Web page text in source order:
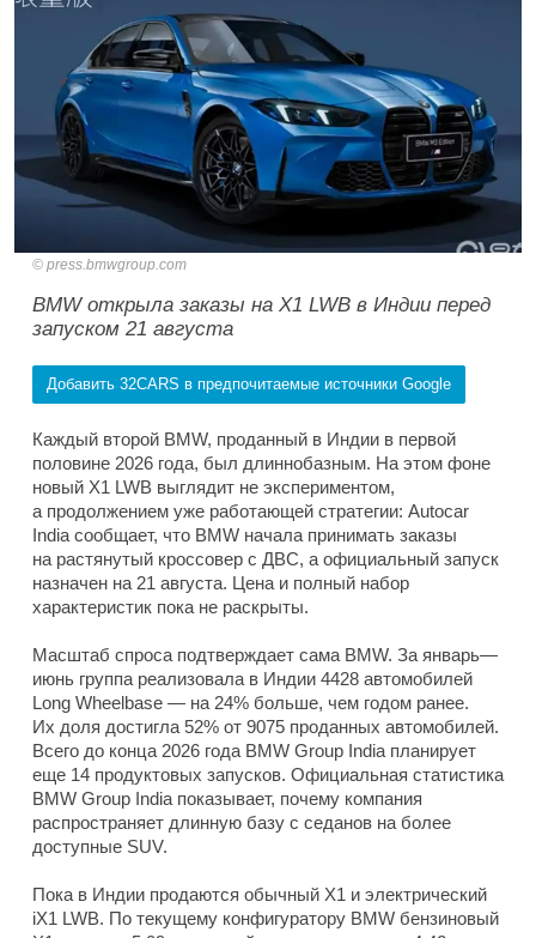
press.bmwgroup.com
BMW открыла заказы на X1 LWB в Индии перед
запуском 21 августа
Добавить 32CARS в предпочитаемые источники Google
Каждый второй BMW, проданный в Индии в первой
половине 2026 года, был длиннобазным. На этом фоне
новый X1 LWB выглядит не экспериментом,
а продолжением уже работающей стратегии: Autocar
India сообщает, что BMW начала принимать заказы
на растянутый кроссовер с ДВС, а официальный запуск
назначен на 21 августа. Цена и полный набор
характеристик пока не раскрыты.
Масштаб спроса подтверждает сама BMW. За январь—
июнь группа реализовала в Индии 4428 автомобилей
Long Wheelbase — на 24% больше, чем годом ранее.
Их доля достигла 52% от 9075 проданных автомобилей.
Всего до конца 2026 года BMW Group India планирует
еще 14 продуктовых запусков. Официальная статистика
BMW Group India показывает, почему компания
распространяет длинную базу с седанов на более
доступные SUV.
Пока в Индии продаются обычный X1 и электрический
iX1 LWB. По текущему конфигуратору BMW бензиновый